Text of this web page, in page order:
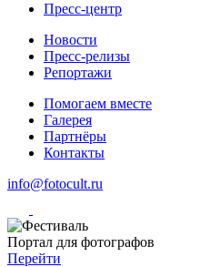
Пресс-центр
Новости
Пресс-релизы
Репортажи
Помогаем вместе
Галерея
Партнёры
Контакты
info@fotocult.ru
Портал для фотографов
Перейти